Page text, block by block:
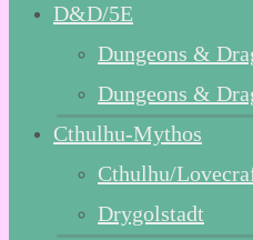
D&D/5E
Dungeons &
Dungeons &
Cthulhu-Mythos
Cthulhu/
Drygolstadt